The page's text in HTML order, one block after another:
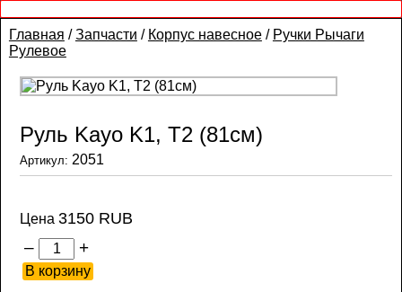
Главная /Запчасти / Корпус навесное/ Ручки Рычаги
Рулевое
Руль Kayo K1, T2 (81см)
Артикул: 2051
Цена 3150 RUB
– +